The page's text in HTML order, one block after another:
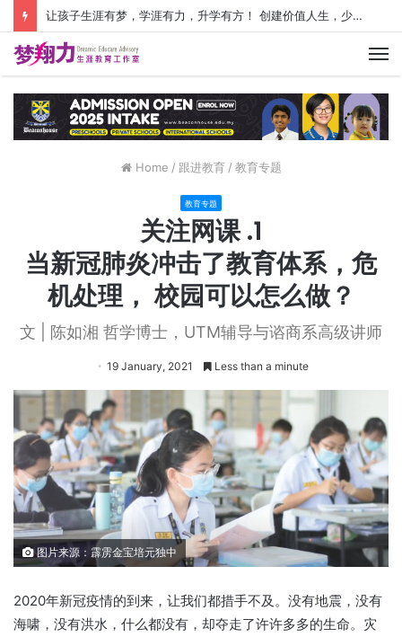
让孩子生涯有梦，学涯有力，升学有方！ 创建价值人生，少走人生弯路！
Home / 跟进教育 / 教育专题
教育专题
关注网课 .1
当新冠肺炎冲击了教育体系，危
机处理， 校园可以怎么做？
文 | 陈如湘 哲学博士，UTM辅导与谘商系高级讲师
19 January, 2021 Less than a minute
图片来源：霹雳金宝培元独中
2020年新冠疫情的到来，让我们都措手不及。没有地震，没有
海啸，没有洪水，什么都没有，却夺走了许许多多的生命。灾